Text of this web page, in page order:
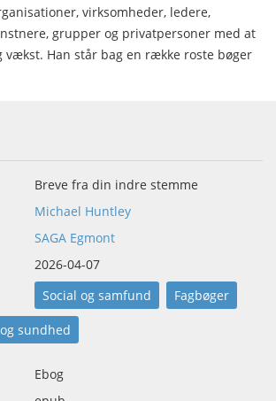
virksomheder, ledere,
grupper og privatpersoner med at
vækst. Han står bag en række roste bøger
Breve fra din indre stemme
Michael Huntley
SAGA Egmont
2026-04-07
Social og samfund Fagbøger
sundhed
Ebog